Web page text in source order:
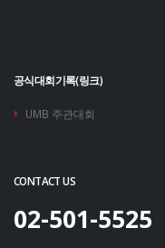
공식대회기록(링크)
UMB 주관대회
CONTACT US
02-501-5525